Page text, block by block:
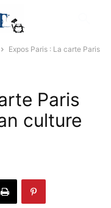
Expos Paris : La carte Paris
Paris
culture